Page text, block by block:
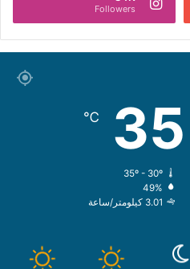
Followers
35
℃
35º - 30º
49%
3.01 كيلومتر/ساعة